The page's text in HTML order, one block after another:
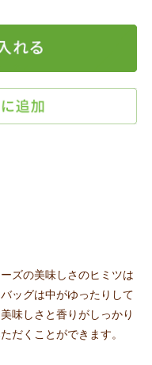
ズの美味しさのヒミツは
ッグは中がゆったりして
味しさと香りがしっかり
だくことができます。